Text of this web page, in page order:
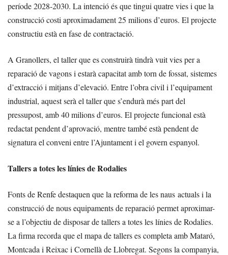
període 2028-2030. La intenció és que tingui quatre vies i que la
construcció costi aproximadament 25 milions d’euros. El projecte
constructiu està en fase de contractació.
A Granollers, el taller que es construirà tindrà vuit vies per a
reparació de vagons i estarà capacitat amb torn de fossat, sistemes
d’extracció i mitjans d’elevació. Entre l’obra civil i l’equipament
industrial, aquest serà el taller que s’endurà més part del
pressupost, amb 40 milions d’euros. El projecte funcional està
redactat pendent d’aprovació, mentre també està pendent de
signatura el conveni entre l’Ajuntament i el govern espanyol.
Tallers a totes les línies de Rodalies
Fonts de Renfe destaquen que la reforma de les naus actuals i la
construcció de nous equipaments de reparació permet aproximar-
se a l’objectiu de disposar de tallers a totes les línies de Rodalies.
La firma recorda que el mapa de tallers es completa amb Mataró,
Montcada i Reixac i Cornellà de Llobregat. Segons la companyia,